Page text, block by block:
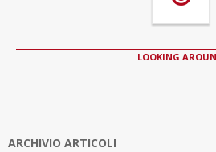
LOOKING
ARCHIVIO ARTICOLI